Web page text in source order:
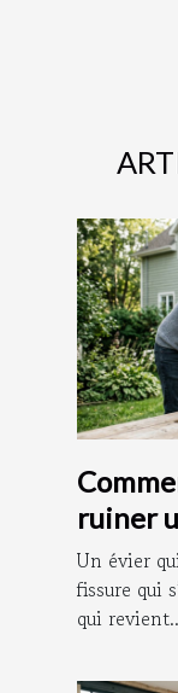
ruiner
Un évier
fissure qui
qui